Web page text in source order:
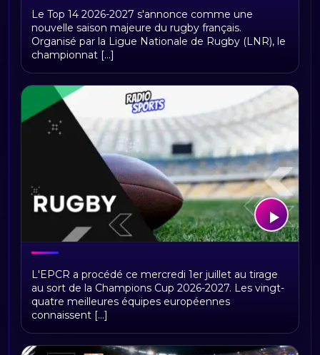
Top 14 2026-2027 : calendrier,
résultats, classement et dates de la
saison de rugby
Le Top 14 2026-2027 s'annonce comme une
nouvelle saison majeure du rugby français.
Organisé par la Ligue Nationale de Rugby (LNR), le
championnat [...]
Tirage Champions Cup 2026-2027 : les
poules, le nouveau format et une finale
à Lyon
L'EPCR a procédé ce mercredi 1er juillet au tirage
au sort de la Champions Cup 2026-2027. Les vingt-
quatre meilleures équipes européennes
connaissent [...]